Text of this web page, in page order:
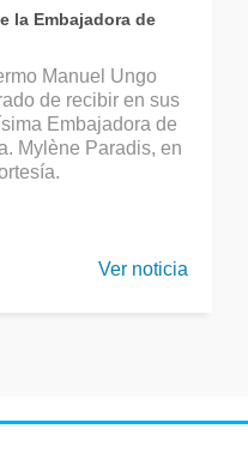
la Embajadora de
Manuel Ungo
de recibir en sus
Embajadora de
Mylène Paradis, en
Ver noticia